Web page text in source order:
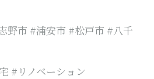
野市 #浦安市 #松戸市 #八千
#リノベーション